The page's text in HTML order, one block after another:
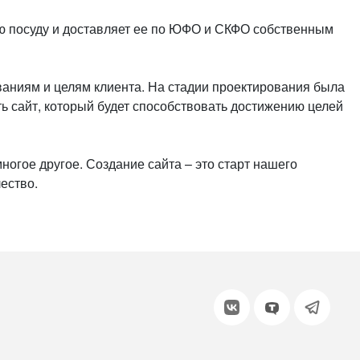
посуду и доставляет ее по ЮФО и СКФО собственным
и целям клиента. На стадии проектирования была
который будет способствовать достижению целей
другое. Создание сайта – это старт нашего